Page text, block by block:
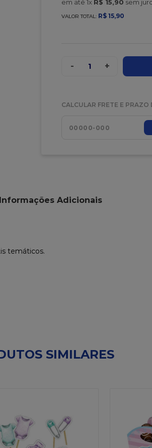
em até 1x R$ 15,90 sem
VALOR TOTAL: R$ 15,90
- 1 +
CALCULAR FRETE E PRAZO
Informações Adicionais
temáticos.
SIMILARES